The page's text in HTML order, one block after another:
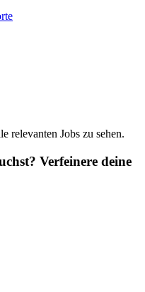
relevanten Jobs zu sehen.
Verfeinere deine